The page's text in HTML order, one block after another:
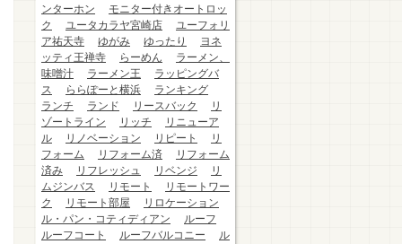
ンターホン
モニター付きオートロッ
ク
ユータカラヤ宮崎店
ユーフォリ
ア祐天寺
ゆがみ ゆったり
ヨネ
ッティ王禅寺
らーめん
ラーメン、
味噌汁
ラーメン王
ラッピングバ
ス
ららぽーと横浜
ランキング
ランチ
ランド リースバック
リ
ゾートライン
リッチ
リニューア
ル
リノベーション リピート
リ
フォーム
リフォーム済
リフォーム
済み
リフレッシュ リベンジ
リ
ムジンバス
リモート
リモートワー
ク
リモート部屋
リロケーション
ル・パン・コティディアン
ルーフ
ルーフコート
ルーフバルコニー
ル